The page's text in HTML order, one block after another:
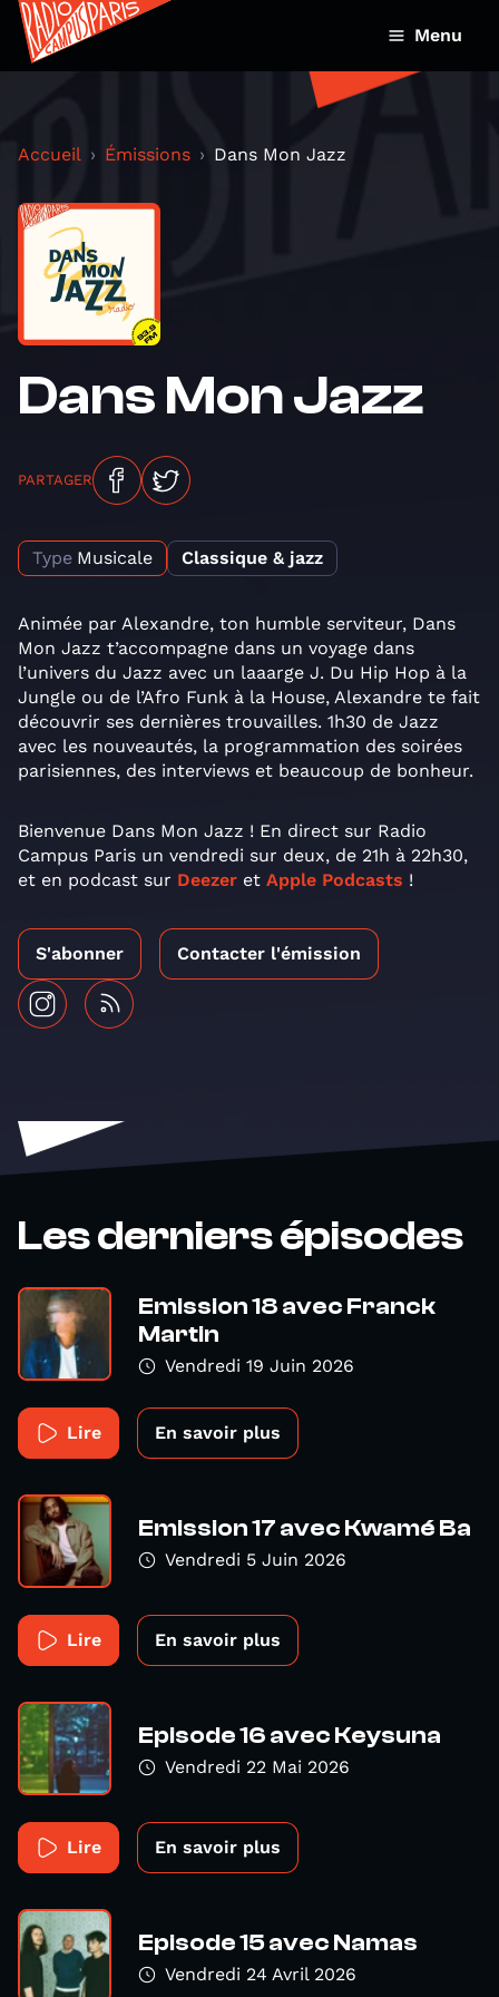
Menu
Accueil Émissions Dans Mon Jazz
Dans Mon Jazz
PARTAGER
Type Musicale Classique & jazz
Animée par Alexandre, ton humble serviteur, Dans
Mon Jazz t’accompagne dans un voyage dans
l’univers du Jazz avec un laaarge J. Du Hip Hop à la
Jungle ou de l’Afro Funk à la House, Alexandre te fait
découvrir ses dernières trouvailles. 1h30 de Jazz
avec les nouveautés, la programmation des soirées
parisiennes, des interviews et beaucoup de bonheur.
Bienvenue Dans Mon Jazz ! En direct sur Radio
Campus Paris un vendredi sur deux, de 21h à 22h30,
et en podcast sur Deezer et Apple Podcasts !
S'abonner Contacter l'émission
Les derniers épisodes
Emission 18 avec Franck
Martin
Vendredi 19 Juin 2026
Lire En savoir plus
Emission 17 avec Kwamé Ba
Vendredi 5 Juin 2026
Lire En savoir plus
Episode 16 avec Keysuna
Vendredi 22 Mai 2026
Lire En savoir plus
Episode 15 avec Namas
Vendredi 24 Avril 2026